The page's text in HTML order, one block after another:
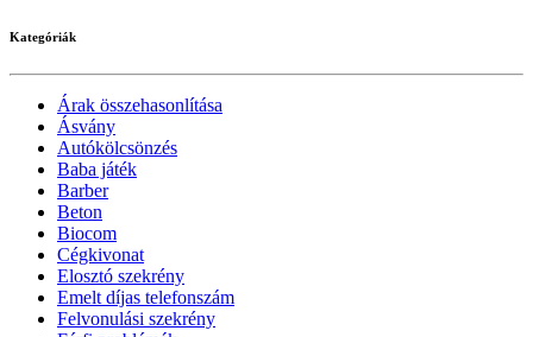
Kategóriák
Árak összehasonlítása
Ásvány
Autókölcsönzés
Baba játék
Barber
Beton
Biocom
Cégkivonat
Elosztó szekrény
Emelt díjas telefonszám
Felvonulási szekrény